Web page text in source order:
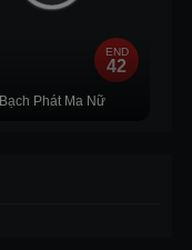
END
42
Bạch Phát Ma Nữ